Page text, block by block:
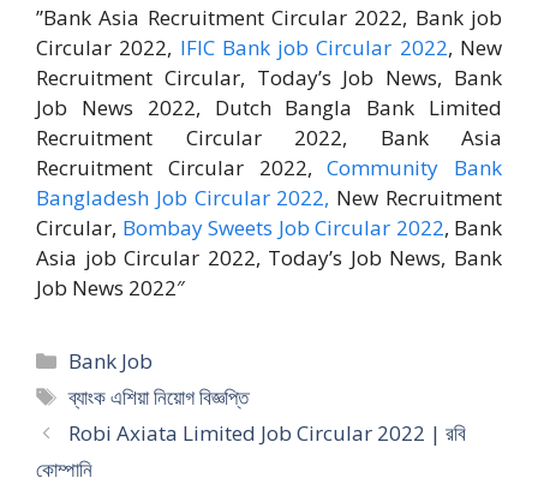
”Bank Asia Recruitment Circular 2022, Bank job
Circular 2022, IFIC Bank job Circular 2022, New
Recruitment Circular, Today’s Job News, Bank
Job News 2022, Dutch Bangla Bank Limited
Recruitment Circular 2022, Bank Asia
Recruitment Circular 2022,Community Bank
Bangladesh Job Circular 2022, New Recruitment
Circular, Bombay Sweets Job Circular 2022, Bank
Asia job Circular 2022, Today’s Job News, Bank
Job News 2022″
Categories
Bank Job
Tags
ব্যাংক এশিয়া নিয়োগ বিজ্ঞপ্তি
Robi Axiata Limited Job Circular 2022 | রবি
কোম্পানি